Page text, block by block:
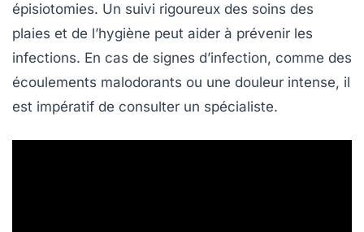
épisiotomies. Un suivi rigoureux des soins des
plaies et de l’hygiène peut aider à prévenir les
infections. En cas de signes d’infection, comme des
écoulements malodorants ou une douleur intense, il
est impératif de consulter un spécialiste.